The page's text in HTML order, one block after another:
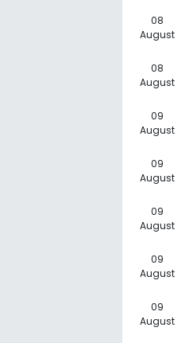
08
August
08
August
09
August
09
August
09
August
09
August
09
August